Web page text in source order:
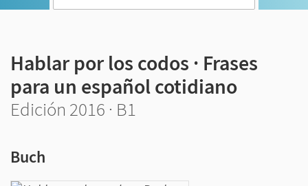
Hablar por los codos · Frases
para un español cotidiano
Edición 2016 · B1
Buch